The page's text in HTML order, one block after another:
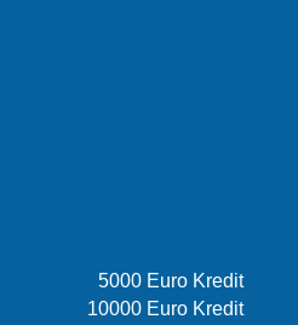
5000 Euro Kredit
10000 Euro Kredit